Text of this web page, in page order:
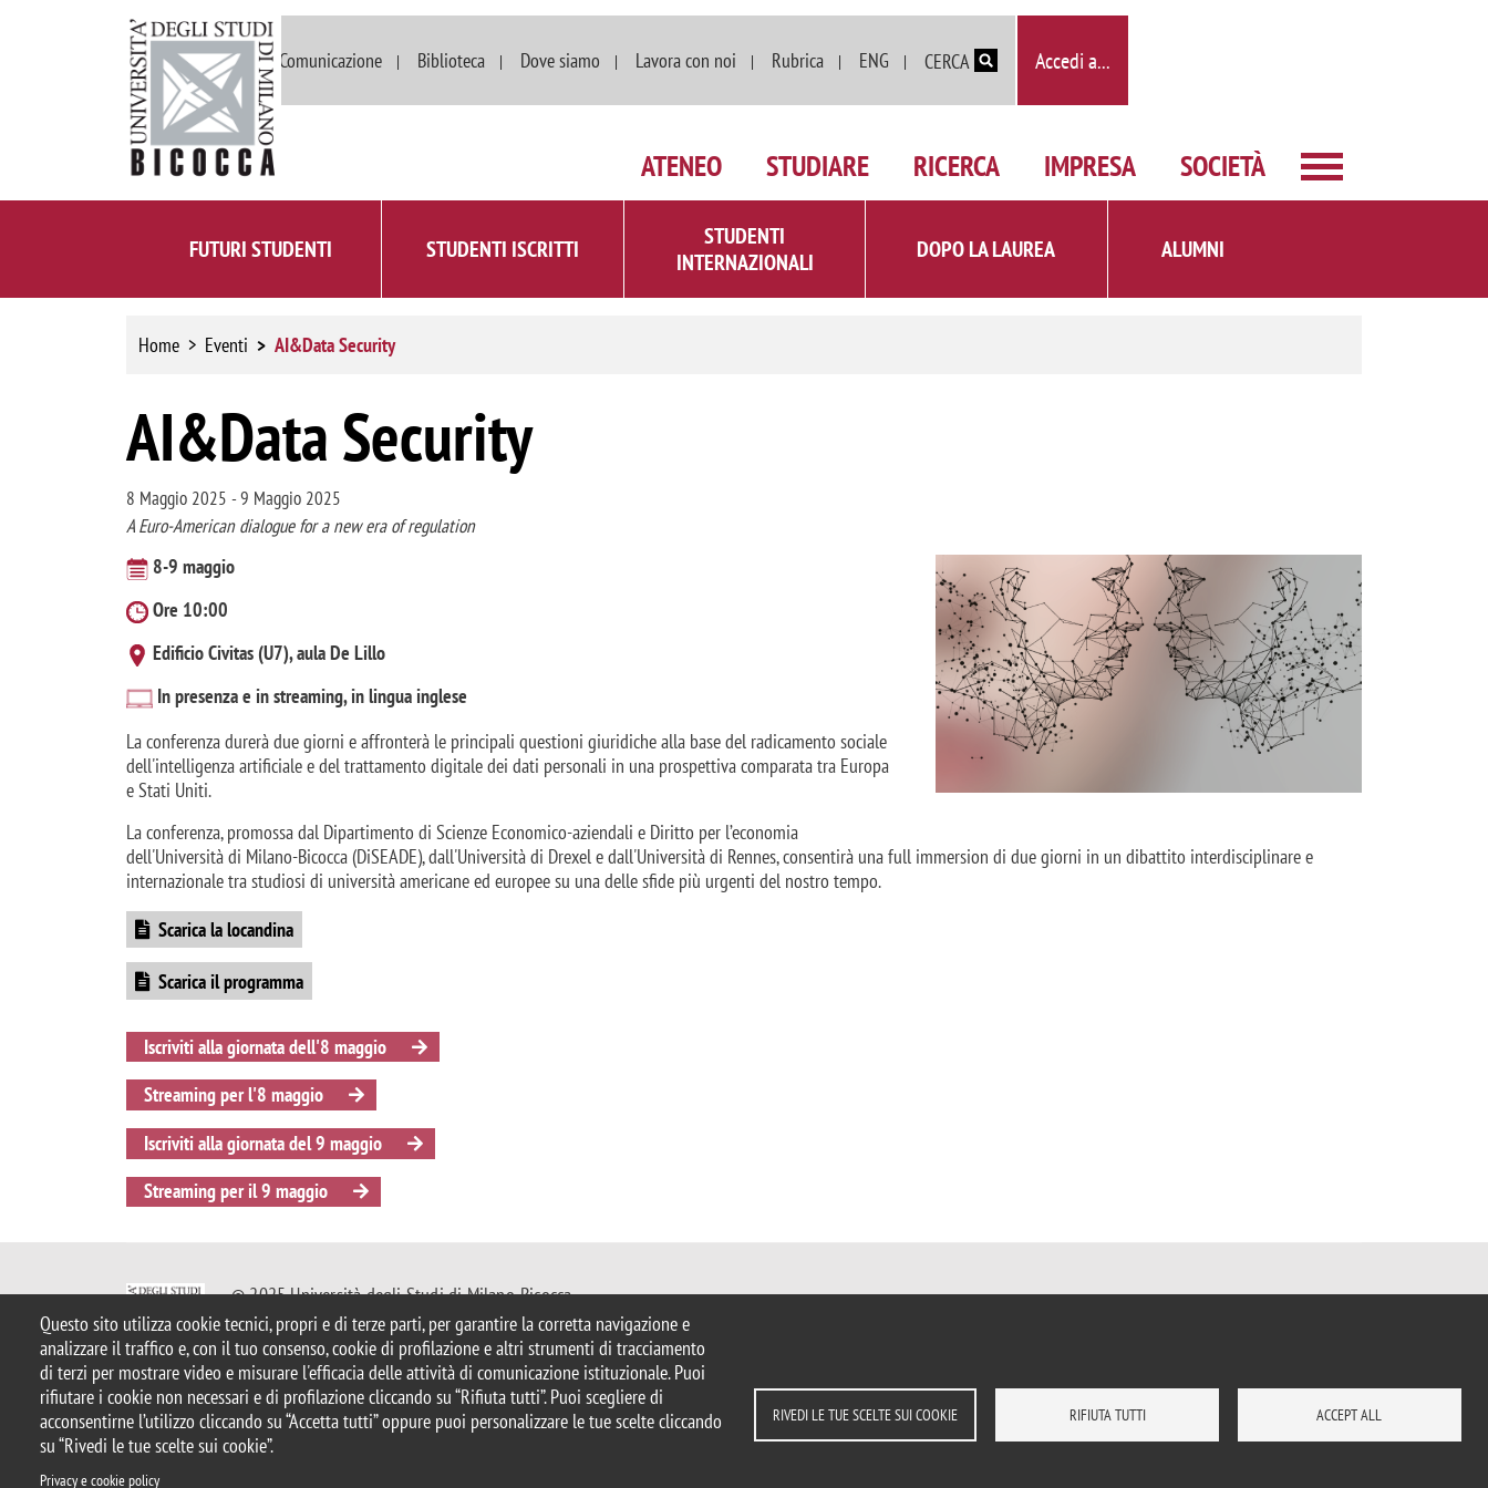
Salta al contenuto principale
Dipartimenti Comunicazione Biblioteca Dove siamo Lavora con noi Rubrica ENG CERCA Accedi a...
ATENEO STUDIARE RICERCA IMPRESA SOCIETÀ
FUTURI STUDENTI STUDENTI ISCRITTI
STUDENTI
INTERNAZIONALI
DOPO LA LAUREA ALUMNI
Home Eventi AI&Data Security
AI&Data Security
Questo sito utilizza cookie tecnici, propri e di terze parti, per garantire la corretta navigazione e
analizzare il traffico e, con il tuo consenso, cookie di profilazione e altri strumenti di tracciamento
di terzi per mostrare video e misurare l'efficacia delle attività di comunicazione istituzionale. Puoi
rifiutare i cookie non necessari e di profilazione cliccando su “Rifiuta tutti”. Puoi scegliere di
acconsentirne l’utilizzo cliccando su “Accetta tutti” oppure puoi personalizzare le tue scelte cliccando
su “Rivedi le tue scelte sui cookie”.
Privacy e cookie policy
RIVEDI LE TUE SCELTE SUI COOKIE RIFIUTA TUTTI ACCEPT ALL
8 Maggio 2025 - 9 Maggio 2025
A Euro-American dialogue for a new era of regulation
8-9 maggio
Ore 10:00
Edificio Civitas (U7), aula De Lillo
In presenza e in streaming, in lingua inglese
La conferenza durerà due giorni e affronterà le principali questioni giuridiche alla base del radicamento sociale
dell'intelligenza artificiale e del trattamento digitale dei dati personali in una prospettiva comparata tra Europa
e Stati Uniti.
La conferenza, promossa dal Dipartimento di Scienze Economico-aziendali e Diritto per l’economia
dell'Università di Milano-Bicocca (DiSEADE), dall'Università di Drexel e dall'Università di Rennes, consentirà una full immersion di due giorni in un dibattito interdisciplinare e
internazionale tra studiosi di università americane ed europee su una delle sfide più urgenti del nostro tempo.
Scarica la locandina
Scarica il programma
Iscriviti alla giornata dell'8 maggio
Streaming per l'8 maggio
Iscriviti alla giornata del 9 maggio
Streaming per il 9 maggio
© 2025 Università degli Studi di Milano-Bicocca
Piazza dell'Ateneo Nuovo, 1 - 20126, Milano
Casella PEC:ateneo.bicocca@pec.unimib.it
P.I. 12621570154 |Contattaci
Note legali Privacy Protezione dei Dati Personali
Amministrazione trasparente
Dichiarazione di accessibilità
Privacy e cookie policy
DIPARTIMENTI COMUNICAZIONE BIBLIOTECA DOVE SIAMO LAVORA CON NOI RUBRICA